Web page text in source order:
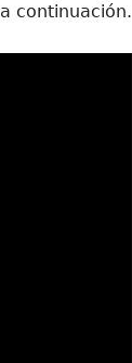
continuación.